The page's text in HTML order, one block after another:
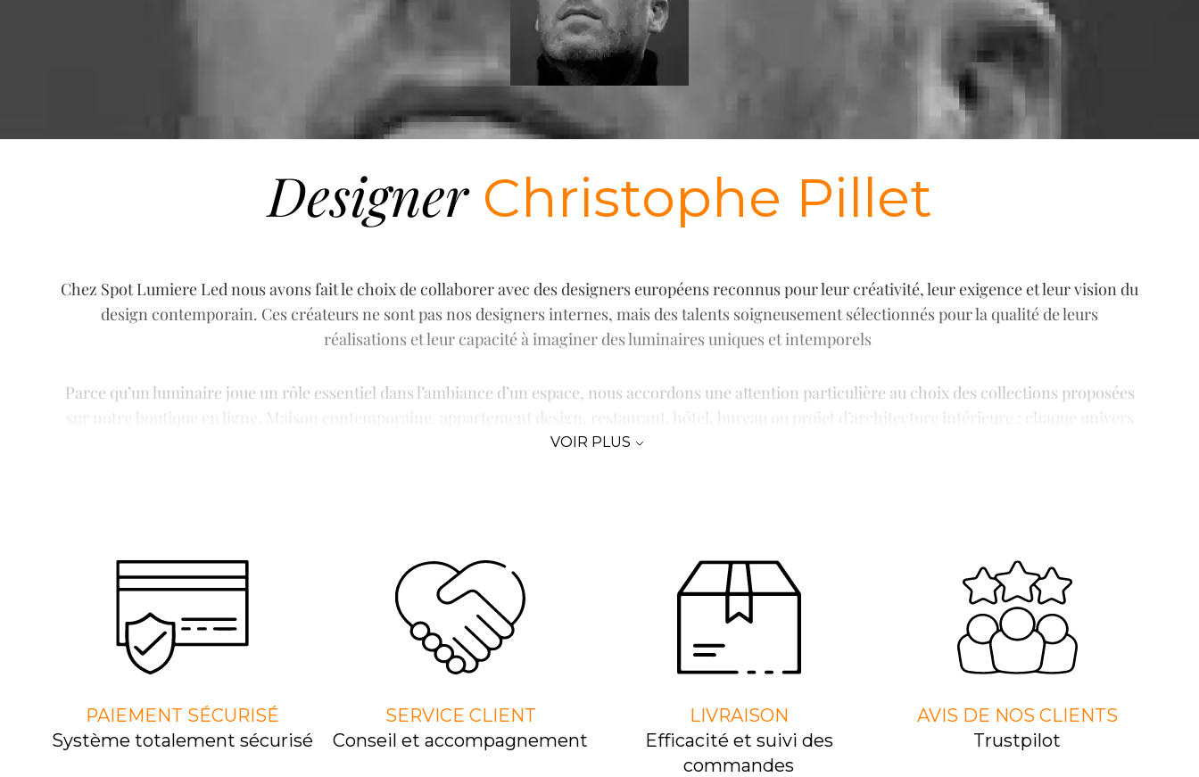
DesignerChristophe Pillet
Chez Spot Lumiere Led nous avons fait le choix de collaborer avec des designers européens reconnus pour leur créativité, leur exigence et leur vision du
design contemporain. Ces créateurs ne sont pas nos designers internes, mais des talents soigneusement sélectionnés pour la qualité de leurs
réalisations et leur capacité à imaginer des luminaires uniques et intemporels
Parce qu’un luminaire joue un rôle essentiel dans l’ambiance d’un espace, nous accordons une attention particulière au choix des collections proposées
sur notre boutique en ligne. Maison contemporaine, appartement design, restaurant, hôtel, bureau ou projet d’architecture intérieure : chaque univers
mérite un éclairage capable de créer une véritable émotion visuelle et une atmosphère harmonieuse.
Notre objectif est simple : proposer à nos clients les meilleurs designers et les plus belles créations pour sublimer chaque intérieur et chaque extérieur.
Suspensions design, lampes décoratives, appliques contemporaines ou mobilier lumineux, chaque pièce est choisie pour son identité, sa qualité de
fabrication et son caractère unique.
Nous croyons qu’un beau luminaire ne sert pas uniquement à éclairer. Il participe pleinement au style, au confort et à l’élégance d’un lieu.
VOIR PLUS
PAIEMENT SÉCURISÉ
Système totalement sécurisé
SERVICE CLIENT
Conseil et accompagnement
LIVRAISON
Efﬁcacité et suivi des
commandes
AVIS DE NOS CLIENTS
Trustpilot